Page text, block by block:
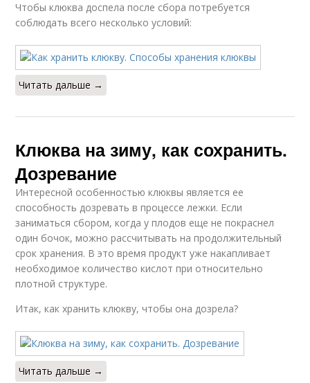
Чтобы клюква доспела после сбора потребуется
соблюдать всего несколько условий:
Читать дальше →
Клюква на зиму, как сохранить.
Дозревание
Интересной особенностью клюквы является ее
способность дозревать в процессе лежки. Если
заниматься сбором, когда у плодов еще не покраснел
один бочок, можно рассчитывать на продолжительный
срок хранения. В это время продукт уже накапливает
необходимое количество кислот при относительно
плотной структуре.
Итак, как хранить клюкву, чтобы она дозрела?
Читать дальше →